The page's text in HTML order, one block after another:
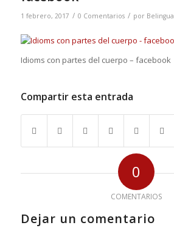
1 febrero, 2017 / 0 Comentarios / por Belingua
Idioms con partes del cuerpo – facebook
Compartir esta entrada
0
COMENTARIOS
Dejar un comentario